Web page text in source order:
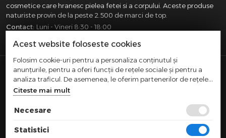
cosmetice care hranesc pielea fetei si a corpului. Aceste produse
naturiste provin de la peste 2.500 de marci de top.
Contact: Luni - Vineri 8:30 - 18:00
SAM DISTRIBUTION S.R.L.- Registrul Comertului:
J40/10004/2002, Cod fiscal: RO14935035, Adresa: Str.
Dimieni, nr. 7, Bucuresti, sector 5.
standurilor, chioscurilor si pietelor
TERMENI SI CONDITII POLITICA COOKIES
Acest website foloseste cookies
Folosim cookie-uri pentru a personaliza conținutul și
anunțurile, pentru a oferi funcții de rețele sociale și pentru a
analiza traficul. De asemenea, le oferim partenerilor de rețele
sociale, de publicitate și de analize informații cu privire la
modul în care folosiți site-ul nostru. Aceștia le pot combina cu
alte informații oferite de dvs. sau culese în urma folosirii
Citeste mai mult
Necesare
Statistici